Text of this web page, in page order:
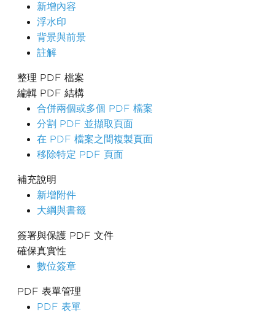
新增內容
浮水印
背景與前景
註解
整理 PDF 檔案
編輯 PDF 結構
合併兩個或多個 PDF 檔案
分割 PDF 並擷取頁面
在 PDF 檔案之間複製頁面
移除特定 PDF 頁面
補充說明
新增附件
大綱與書籤
簽署與保護 PDF 文件
確保真實性
數位簽章
PDF 表單管理
PDF 表單